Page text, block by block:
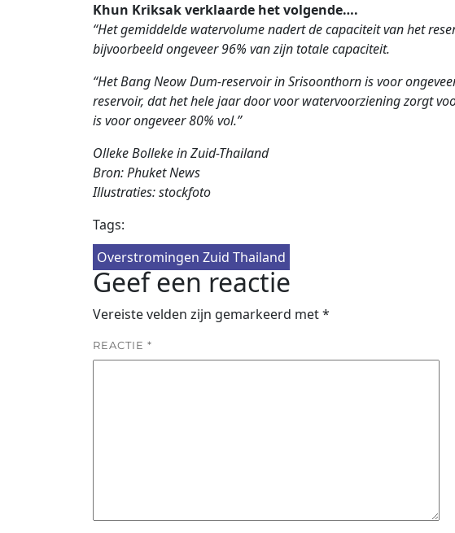
Khun Kriksak verklaarde het volgende….
“Het gemiddelde watervolume nadert de capaciteit van het
bijvoorbeeld ongeveer 96% van zijn totale capaciteit.
“Het Bang Neow Dum-reservoir in Srisoonthorn is voor
reservoir, dat het hele jaar door voor watervoorziening zorgt
is voor ongeveer 80% vol.”
Olleke Bolleke in Zuid-Thailand
Bron: Phuket News
Illustraties: stockfoto
Tags:
Overstromingen Zuid Thailand
Geef een reactie
Vereiste velden zijn gemarkeerd met*
REACTIE *